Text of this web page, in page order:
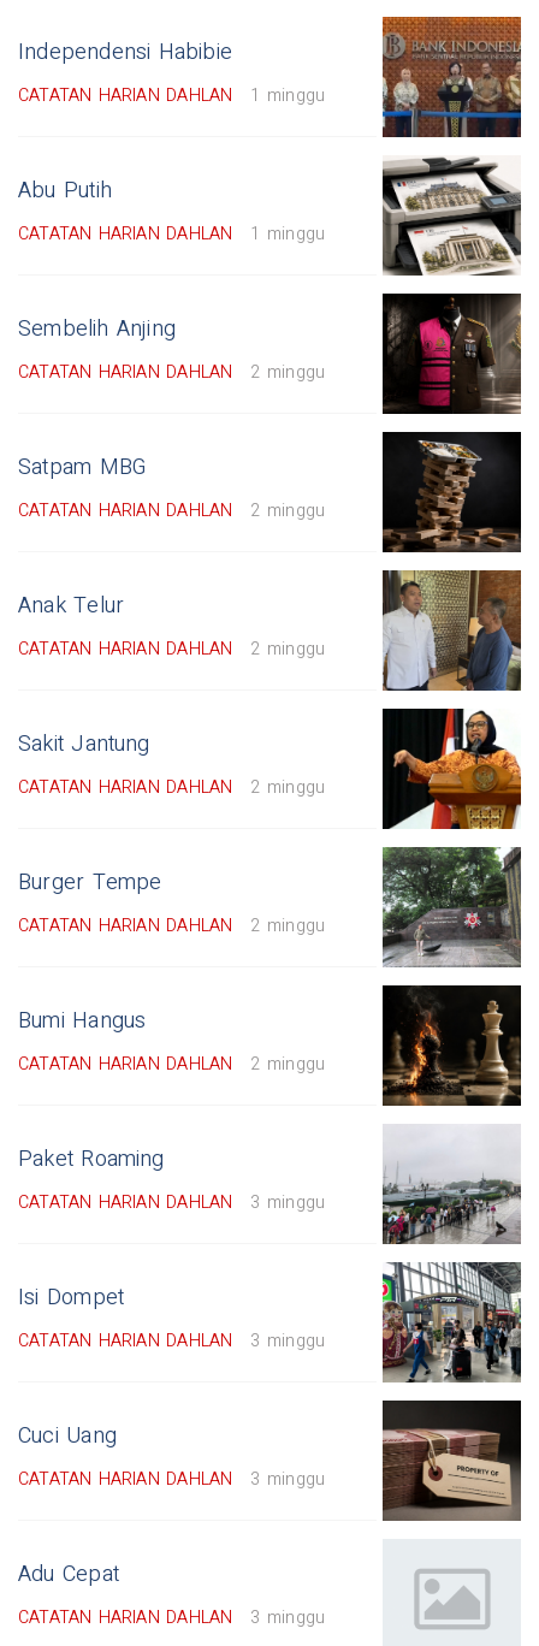
Independensi Habibie
CATATAN HARIAN DAHLAN 1 minggu
Abu Putih
CATATAN HARIAN DAHLAN 1 minggu
Sembelih Anjing
CATATAN HARIAN DAHLAN 2 minggu
Satpam MBG
CATATAN HARIAN DAHLAN 2 minggu
Anak Telur
CATATAN HARIAN DAHLAN 2 minggu
Sakit Jantung
CATATAN HARIAN DAHLAN 2 minggu
Burger Tempe
CATATAN HARIAN DAHLAN 2 minggu
Bumi Hangus
CATATAN HARIAN DAHLAN 2 minggu
Paket Roaming
CATATAN HARIAN DAHLAN 3 minggu
Isi Dompet
CATATAN HARIAN DAHLAN 3 minggu
Cuci Uang
CATATAN HARIAN DAHLAN 3 minggu
Adu Cepat
CATATAN HARIAN DAHLAN 3 minggu